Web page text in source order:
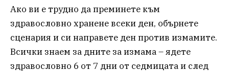
Ако ви е трудно да преминете към
здравословно хранене всеки ден, обърнете
сценария и си направете ден против измамите.
Всички знаем за дните за измама – ядете
здравословно 6 от 7 дни от седмицата и след